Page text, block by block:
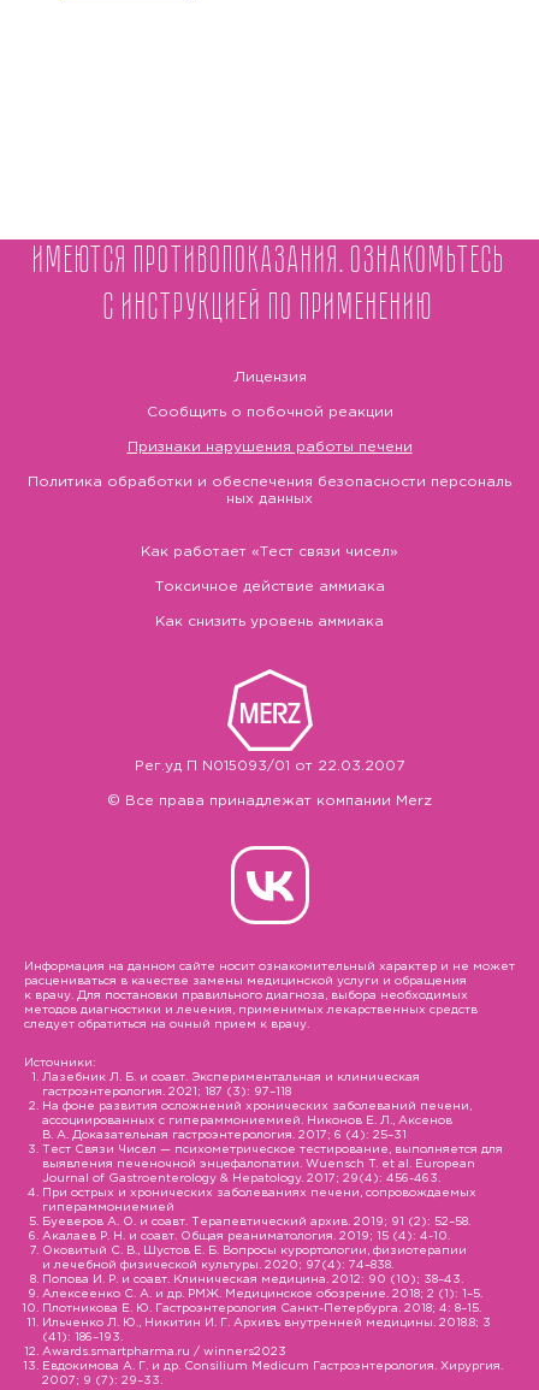
Имеются противопоказания. Ознакомьтесь
с инструкцией по применению
Рег.уд П N015093/01 от 22.03.2007
© Все права принадлежат компании Merz
Лицензия
Сообщить о побочной реакции
Признаки нарушения работы печени
Политика обработки и обеспечения безопасности персональ
ных данных
Как работает «Тест связи чисел»
Токсичное действие аммиака
Как снизить уровень аммиака
Информация на данном сайте носит ознакомительный характер и не может
расцениваться в качестве замены медицинской услуги и обращения
к врачу. Для постановки правильного диагноза, выбора необходимых
методов диагностики и лечения, применимых лекарственных средств
следует обратиться на очный прием к врачу.
Источники:
Лазебник Л. Б. и соавт. Экспериментальная и клиническая
гастроэнтерология. 2021; 187 (3): 97–118
На фоне развития осложнений хронических заболеваний печени,
ассоциированных с гипераммониемией. Никонов Е. Л., Аксенов
В. А. Доказательная гастроэнтерология. 2017; 6 (4): 25–31
Тест Связи Чисел — психометрическое тестирование, выполняется для
выявления печеночной энцефалопатии. Wuensch T. et al. European
Journal of Gastroenterology & Hepatology. 2017; 29(4): 456-463.
При острых и хронических заболеваниях печени, сопровождаемых
гипераммониемией
Буеверов А. О. и соавт. Терапевтический архив. 2019; 91 (2): 52–58.
Акалаев Р. Н. и соавт. Общая реаниматология. 2019; 15 (4): 4-10.
Оковитый С. В., Шустов Е. Б. Вопросы курортологии, физиотерапии
и лечебной физической культуры. 2020; 97(4): 74–838.
Попова И. Р. и соавт. Клиническая медицина. 2012: 90 (10); 38–43.
Алексеенко С. А. и др. РМЖ. Медицинское обозрение. 2018; 2 (1): 1–5.
Плотникова Е. Ю. Гастроэнтерология Санкт-Петербурга. 2018; 4: 8–15.
Ильченко Л. Ю., Никитин И. Г. Архивъ внутренней медицины. 2018.8; 3
(41): 186–193.
Awards.smartpharma.ru / winners2023
Евдокимова А. Г. и др. Consilium Medicum Гастроэнтерология. Хирургия.
2007; 9 (7): 29–33.